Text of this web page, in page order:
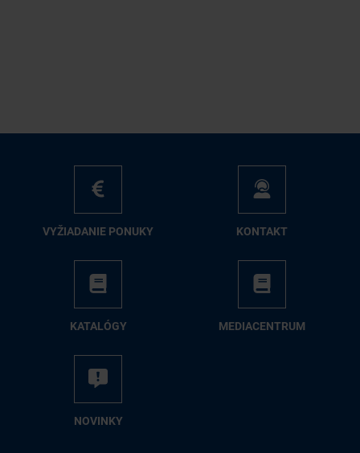
VY­ŽIA­DA­NIE PO­NU­KY KON­TAKT
KA­TA­LÓ­GY ME­DIA­CEN­TRUM
NO­VIN­KY